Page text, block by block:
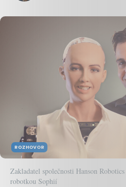
ROZHOVOR
Zakladatel společnosti Hanson
robotkou Sophií